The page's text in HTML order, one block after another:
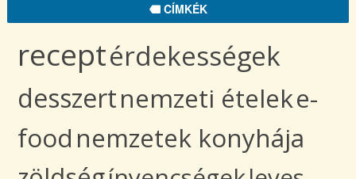
CÍMKÉK
receptérdekességek
desszertnemzeti ételeke-
food nemzetek konyhája